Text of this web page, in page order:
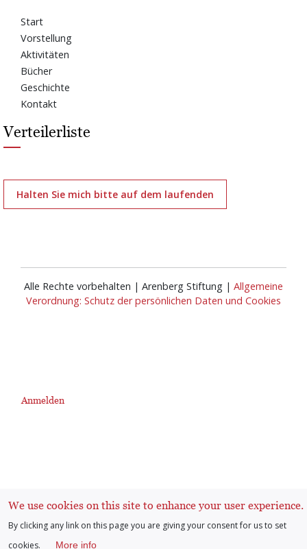
Start
Vorstellung
Aktivitäten
Bücher
Geschichte
Kontakt
Verteilerliste
Halten Sie mich bitte auf dem laufenden
Alle Rechte vorbehalten | Arenberg Stiftung | Allgemeine
Verordnung: Schutz der persönlichen Daten und Cookies
User
Anmelden
We use cookies on this site to enhance your user experience.
By clicking any link on this page you are giving your consent for us to set
cookies.
More info